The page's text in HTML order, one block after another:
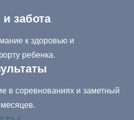
забота
к здоровью и
ребенка.
в соревнованиях и заметный